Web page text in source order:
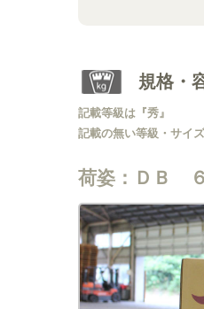
規格・
記載等級は『秀』
記載の無い等級・サイ
荷姿：ＤＢ